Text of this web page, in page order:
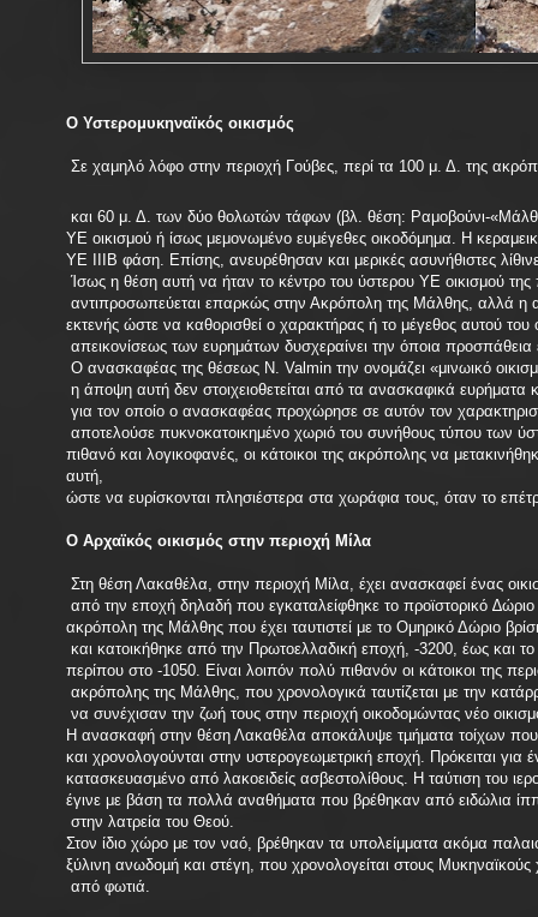
Ο Υστερομυκηναϊκός οικισμός
Σε χαμηλό λόφο στην περιοχή Γούβες, περί τα 100 μ. Δ. της
και 60 μ. Δ. των δύο θολωτών τάφων (βλ. θέση: Ραμοβούνι-
ΥΕ οικισμού ή ίσως μεμονωμένο ευμέγεθες οικοδόμημα. Η
ΥΕ ΙΙΙΒ φάση. Επίσης, ανευρέθησαν και μερικές ασυνήθιστες
Ίσως η θέση αυτή να ήταν το κέντρο του ύστερου ΥΕ οικισμού της
αντιπροσωπεύεται επαρκώς στην Ακρόπολη της Μάλθης, αλλά
εκτενής ώστε να καθορισθεί ο χαρακτήρας ή το μέγεθος αυτού του
απεικονίσεως των ευρημάτων δυσχεραίνει την όποια προσπάθεια
Ο ανασκαφέας της θέσεως N. Valmin την ονομάζει «μινωικό
η άποψη αυτή δεν στοιχειοθετείται από τα ανασκαφικά ευρήματα
για τον οποίο ο ανασκαφέας προχώρησε σε αυτόν τον
αποτελούσε πυκνοκατοικημένο χωριό του συνήθους τύπου των
πιθανό και λογικοφανές, οι κάτοικοι της ακρόπολης να
αυτή,
ώστε να ευρίσκονται πλησιέστερα στα χωράφια τους, όταν το
Ο Αρχαϊκός οικισμός στην περιοχή Μίλα
Στη θέση Λακαθέλα, στην περιοχή Μίλα, έχει ανασκαφεί ένας
από την εποχή δηλαδή που εγκαταλείφθηκε το προϊστορικό
ακρόπολη της Μάλθης που έχει ταυτιστεί με το Ομηρικό Δώριο
και κατοικήθηκε από την Πρωτοελλαδική εποχή, -3200, έως και
περίπου στο -1050. Είναι λοιπόν πολύ πιθανόν οι κάτοικοι της
ακρόπολης της Μάλθης, που χρονολογικά ταυτίζεται με την
να συνέχισαν την ζωή τους στην περιοχή οικοδομώντας νέο
Η ανασκαφή στην θέση Λακαθέλα αποκάλυψε τµήµατα τοίχων
και χρονολογούνται στην υστερογεωµετρική εποχή. Πρόκειται για
κατασκευασµένο από λακοειδείς ασβεστολίθους. Η ταύτιση του
έγινε με βάση τα πολλά αναθήματα που βρέθηκαν από ειδώλια
στην λατρεία του Θεού.
Στον ίδιο χώρο με τον ναό, βρέθηκαν τα υπολείμματα ακόμα
ξύλινη ανωδοµή και στέγη, που χρονολογείται στους
από φωτιά.